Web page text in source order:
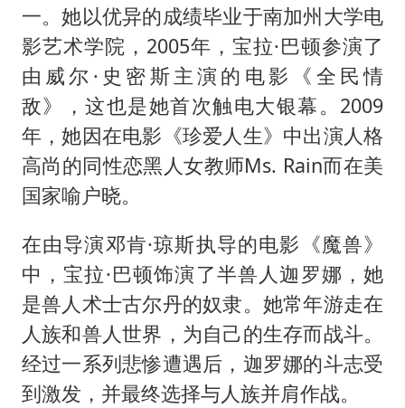
薛之谦杭州站演唱会取消
张本智和：零封向鹏不意外
今年第二强台风将带来多大影响
“准2万亿”之城点名支持三所大学
习近平心系体育强国建设
一。她以优异的成绩毕业于南加州大学电
影艺术学院，2005年，宝拉·巴顿参演了
由威尔·史密斯主演的电影《全民情
敌》，这也是她首次触电大银幕。2009
年，她因在电影《珍爱人生》中出演人格
高尚的同性恋黑人女教师Ms. Rain而在美
国家喻户晓。
在由导演邓肯·琼斯执导的电影《魔兽》
中，宝拉·巴顿饰演了半兽人迦罗娜，她
是兽人术士古尔丹的奴隶。她常年游走在
人族和兽人世界，为自己的生存而战斗。
经过一系列悲惨遭遇后，迦罗娜的斗志受
到激发，并最终选择与人族并肩作战。